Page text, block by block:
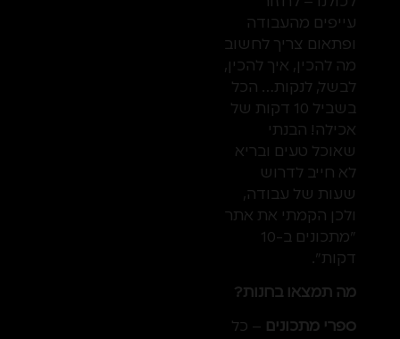
עייפים מהעבודה
ופתאום צריך לחשוב
מה להכין, איך להכין,
לבשל, לנקות… הכל
בשביל 10 דקות של
אכילה! הבנתי
שאוכל טעים ובריא
לא חייב לדרוש
שעות של עבודה,
ולכן הקמתי את אתר
"מתכונים ב-10
דקות".
מה תמצאו בחנות?
ספרי מתכונים – כל